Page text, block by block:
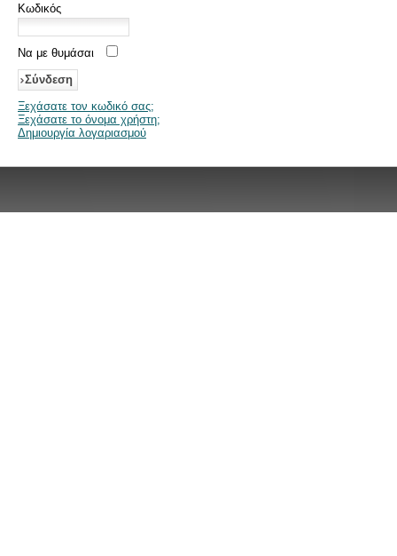
Κωδικός
Να με θυμάσαι
Ξεχάσατε τον κωδικό σας;
Ξεχάσατε το όνομα χρήστη;
Δημιουργία λογαριασμού